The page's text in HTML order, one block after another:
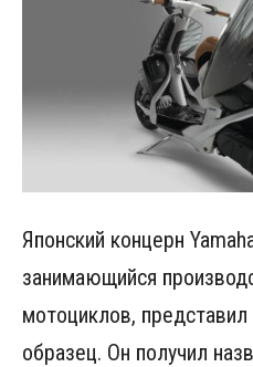
Японский концерн
занимающийся
мотоциклов,
образец. Он получил